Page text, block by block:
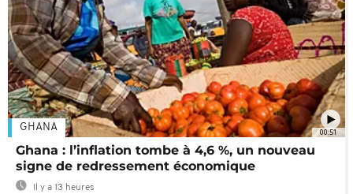
00:51
GHANA
Ghana : l’inflation tombe à 4,6 %, un nouveau
signe de redressement économique
Il y a 13 heures